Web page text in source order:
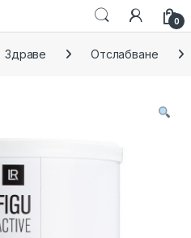
0
Здраве Отслабване